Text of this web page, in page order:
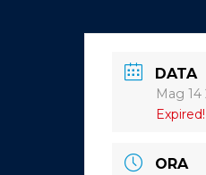
DATA
Mag 14
Expired!
ORA